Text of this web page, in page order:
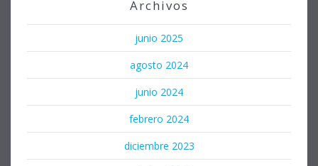
Archivos
junio 2025
agosto 2024
junio 2024
febrero 2024
diciembre 2023